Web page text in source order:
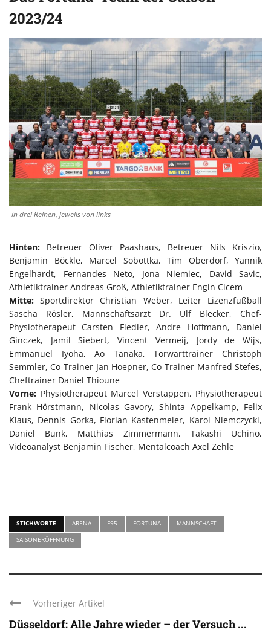
2023/24
in drei Reihen, jeweils von links
Hinten: Betreuer Oliver Paashaus, Betreuer Nils Kriszio,
Benjamin Böckle, Marcel Sobottka, Tim Oberdorf, Yannik
Engelhardt, Fernandes Neto, Jona Niemiec, David Savic,
Athletiktrainer Andreas Groß, Athletiktrainer Engin Cicem
Mitte: Sportdirektor Christian Weber, Leiter Lizenzfußball
Sascha Rösler, Mannschaftsarzt Dr. Ulf Blecker, Chef-
Physiotherapeut Carsten Fiedler, Andre Hoffmann, Daniel
Ginczek, Jamil Siebert, Vincent Vermeij, Jordy de Wijs,
Emmanuel Iyoha, Ao Tanaka, Torwarttrainer Christoph
Semmler, Co-Trainer Jan Hoepner, Co-Trainer Manfred Stefes,
Cheftrainer Daniel Thioune
Vorne: Physiotherapeut Marcel Verstappen, Physiotherapeut
Frank Hörstmann, Nicolas Gavory, Shinta Appelkamp, Felix
Klaus, Dennis Gorka, Florian Kastenmeier, Karol Niemczycki,
Daniel Bunk, Matthias Zimmermann, Takashi Uchino,
Videoanalyst Benjamin Fischer, Mentalcoach Axel Zehle
STICHWORTE ARENA F95 FORTUNA
MANNSCHAFT
SAISONERÖFFNUNG
Vorheriger Artikel
Düsseldorf: Alle Jahre wieder – der Versuch ...